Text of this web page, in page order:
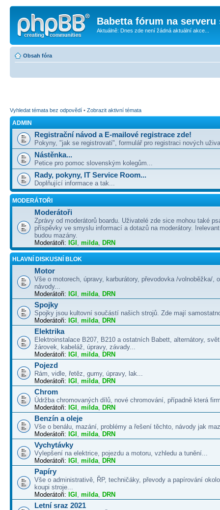
Babetta fórum na serveru
Aktuálně: Dnes zde není žádná aktuální akce...
Obsah fóra
Vyhledat témata bez odpovědí • Zobrazit aktivní témata
ADMIN
Registrační návod a E-mailové registrace zde!
Pokyny, "jak se registrovati", formulář pro registraci nových
Nástěnka...
Petice pro pomoc slovenským kolegům...
Rady, pokyny, IT Service Room...
Doplňující informace a tak...
MODERÁTOŘI
Moderátoři
Zprávy od moderátorů boardu. Uživatelé zde sice mohou také
příspěvky ve smyslu informací a dotazů na moderátory.
budou mazány.
Moderátoři: IGI , milda, DRN
HLAVNÍ DISKUSNÍ BLOK
Motor
Vše o motorech, úpravy, karburátory, převodovka /volnoběžka/,
návody...
Moderátoři: IGI , milda, DRN
Spojky
Spojky jsou kultovní součástí našich strojů. Zde mají
Moderátoři: IGI , milda, DRN
Elektrika
Elektroinstalace B207, B210 a ostatních Babett, alternátory,
žárovek, kabeláž, úpravy, závady...
Moderátoři: IGI , milda, DRN
Pojezd
Rám, vidle, řetěz, gumy, úpravy, lak...
Moderátoři: IGI , milda, DRN
Chrom
Údržba chromovaných dílů, nové chromování, případně která
Moderátoři: IGI , milda, DRN
Benzín a oleje
Vše o benálu, mazání, problémy a řešení těchto, návody jak
Moderátoři: IGI , milda, DRN
Vychytávky
Vylepšení na elektrice, pojezdu a motoru, vzhledu a tunění...
Moderátoři: IGI , milda, DRN
Papíry
Vše o administrativě, ŘP, techničáky, převody a papírování
koupi stroje...
Moderátoři: IGI , milda, DRN
Letní sraz 2021